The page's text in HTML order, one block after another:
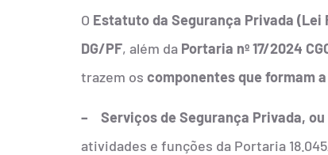
O Estatuto da Segurança Privada (Lei
DG/PF, além da Portaria nº 17/2024
trazem os componentes que formam a
– Serviços de Segurança Privada, ou
atividades e funções da Portaria